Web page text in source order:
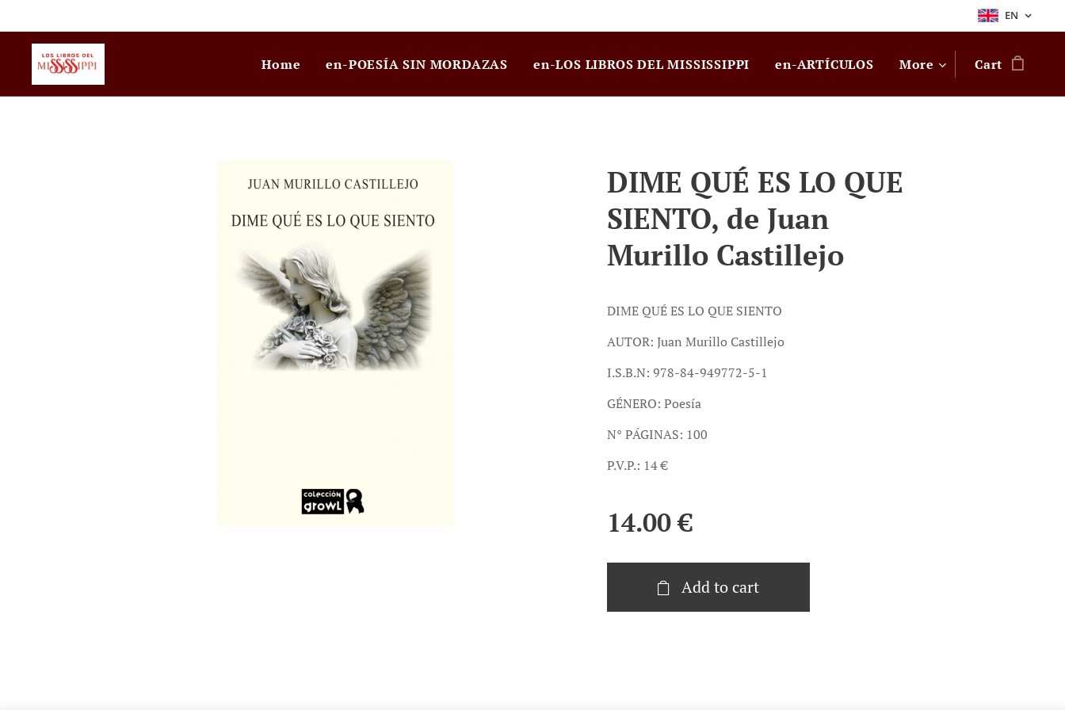
EN
Home en-POESÍA SIN MORDAZAS en-LOS LIBROS DEL MISSISSIPPI en-ARTÍCULOS More Cart
DIME QUÉ ES LO QUE
SIENTO, de Juan
Murillo Castillejo
DIME QUÉ ES LO QUE SIENTO
AUTOR: Juan Murillo Castillejo
I.S.B.N: 978-84-949772-5-1
GÉNERO: Poesía
N° PÁGINAS: 100
P.V.P.: 14 €
14.00€
Add to cart